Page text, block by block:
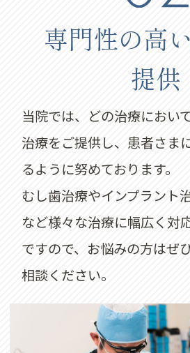
専門性の高
提供
当院では、どの治療におい
治療をご提供し、患者さま
るように努めております。
むし歯治療やインプラント
など様々な治療に幅広く対
ですので、お悩みの方はぜ
相談ください。